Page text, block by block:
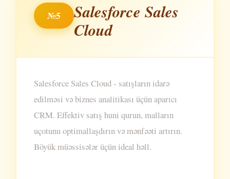
№5
Salesforce Sales
Cloud
Salesforce Sales Cloud - satışların idarə
edilməsi və biznes analitikası üçün aparıcı
CRM. Effektiv satış huni qurun, malların
uçotunu optimallaşdırın və mənfəəti artırın.
Böyük müəssisələr üçün ideal həll.